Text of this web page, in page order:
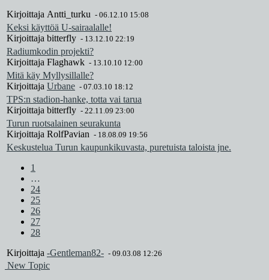
Kirjoittaja Antti_turku - 06.12.10 15:08
Keksi käyttöä U-sairaalalle!
Kirjoittaja bitterfly - 13.12.10 22:19
Radiumkodin projekti?
Kirjoittaja Flaghawk - 13.10.10 12:00
Mitä käy Myllysillalle?
Kirjoittaja Urbane - 07.03.10 18:12
TPS:n stadion-hanke, totta vai tarua
Kirjoittaja bitterfly - 22.11.09 23:00
Turun ruotsalainen seurakunta
Kirjoittaja RolfPavian - 18.08.09 19:56
Keskustelua Turun kaupunkikuvasta, puretuista taloista jne.
1
…
24
25
26
27
28
Kirjoittaja -Gentleman82- - 09.03.08 12:26
New Topic